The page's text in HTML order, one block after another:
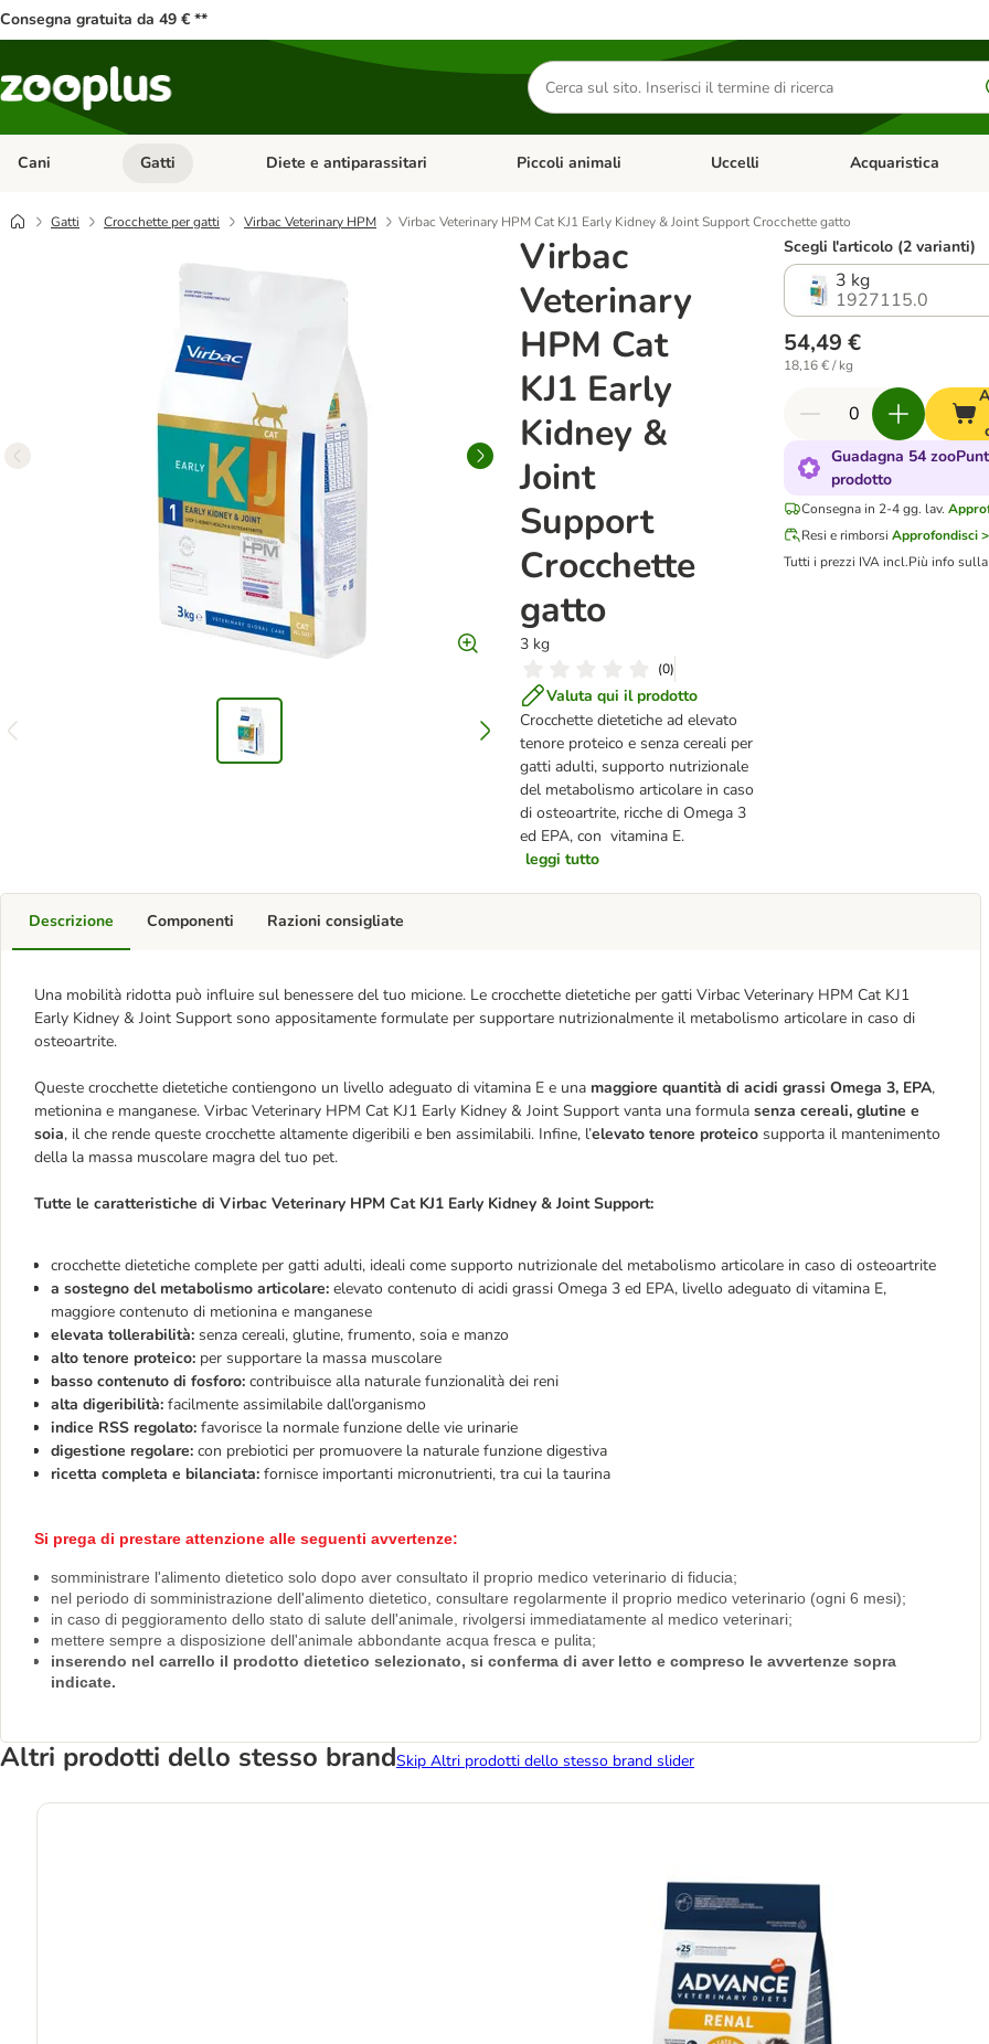
Consegna gratuita da 49 € **
Cerca
prodotti
Cani Apri Menu Categoria: Cani
Gatti Apri Menu Categoria: Gatti
Diete e antiparassitari Apri Menu Categoria: Diete e antiparassitari
Piccoli animali Apri Menu Categoria: Piccoli animali
Uccelli Apri Menu Categoria:
Acquaristica
Gatti Crocchette per gatti Virbac Veterinary HPM Virbac Veterinary HPM Cat KJ1 Early Kidney & Joint Support Crocchette gatto
Virbac
Veterinary
HPM Cat
KJ1 Early
Kidney &
Joint
Support
Crocchette
gatto
3 kg
(0)
Valuta qui il prodotto
Crocchette dietetiche ad elevato
tenore proteico e senza cereali per
gatti adulti, supporto nutrizionale
del metabolismo articolare in caso
di osteoartrite, ricche di Omega 3
ed EPA, con vitamina E.
leggi tutto
Scegli l'articolo (2 varianti)
3 kg
1927115.0
54,49 €
18,16 € / kg
Guadagna 54
prodotto
Consegna in 2-4 gg. lav.
Resi e rimborsi Approfondisci >
Tutti i prezzi IVA incl.Più info sulla
Descrizione
Una mobilità ridotta può influire sul benessere del tuo micione. Le crocchette dietetiche per gatti Virbac Veterinary HPM Cat KJ1
Early Kidney & Joint Support sono appositamente formulate per supportare nutrizionalmente il metabolismo articolare in caso di
osteoartrite.
Queste crocchette dietetiche contiengono un livello adeguato di vitamina E e una maggiore quantità di acidi grassi Omega 3, EPA,
metionina e manganese. Virbac Veterinary HPM Cat KJ1 Early Kidney & Joint Support vanta una formula senza cereali, glutine e
soia, il che rende queste crocchette altamente digeribili e ben assimilabili. Infine, l’elevato tenore proteico supporta il mantenimento
della la massa muscolare magra del tuo pet.
Tutte le caratteristiche di Virbac Veterinary HPM Cat KJ1 Early Kidney & Joint Support:
crocchette dietetiche complete per gatti adulti, ideali come supporto nutrizionale del metabolismo articolare in caso di osteoartrite
a sostegno del metabolismo articolare: elevato contenuto di acidi grassi Omega 3 ed EPA, livello adeguato di vitamina E,
maggiore contenuto di metionina e manganese
elevata tollerabilità: senza cereali, glutine, frumento, soia e manzo
alto tenore proteico: per supportare la massa muscolare
basso contenuto di fosforo: contribuisce alla naturale funzionalità dei reni
alta digeribilità: facilmente assimilabile dall’organismo
indice RSS regolato: favorisce la normale funzione delle vie urinarie
digestione regolare: con prebiotici per promuovere la naturale funzione digestiva
ricetta completa e bilanciata: fornisce importanti micronutrienti, tra cui la taurina
Si prega di prestare attenzione alle seguenti avvertenze:
somministrare l'alimento dietetico solo dopo aver consultato il proprio medico veterinario di fiducia;
nel periodo di somministrazione dell'alimento dietetico, consultare regolarmente il proprio medico veterinario (ogni 6 mesi);
in caso di peggioramento dello stato di salute dell'animale, rivolgersi immediatamente al medico veterinari;
mettere sempre a disposizione dell'animale abbondante acqua fresca e pulita;
inserendo nel carrello il prodotto dietetico selezionato, si conferma di aver letto e compreso le avvertenze sopra
indicate.
Componenti Razioni consigliate
Altri prodotti dello stesso brandSkip Altri prodotti dello stesso brand slider